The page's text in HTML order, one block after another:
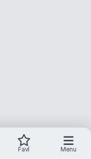
Favî Menu